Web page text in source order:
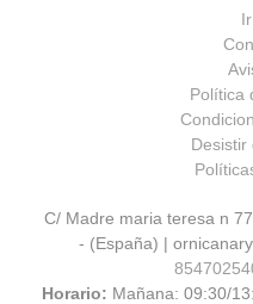
Política
Desistir
C/ Madre maria teresa n
- (España) |
Horario: Mañana: 09:30/